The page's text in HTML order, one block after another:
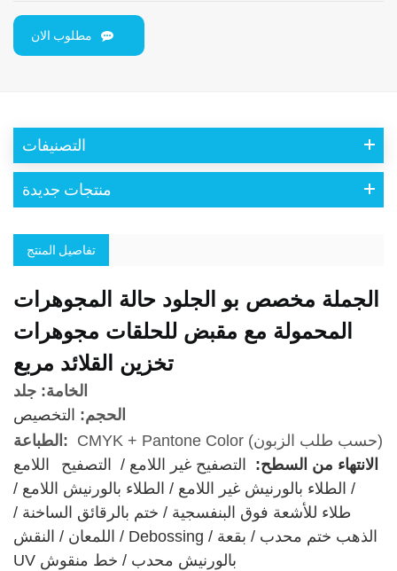
مطلوب الان
التصنيفات
منتجات جديدة
تفاصيل المنتج
الجملة مخصص بو الجلود حالة المجوهرات
المحمولة مع مقبض للحلقات مجوهرات
تخزين القلائد مربع
الخامة: جلد
الحجم: التخصيص
الطباعة:
CMYK + Pantone Color (حسب طلب الزبون)
الانتهاء من السطح:
التصفيح غير اللامع / التصفيح
اللامع
/ الطلاء بالورنيش غير اللامع / الطلاء بالورنيش اللامع /
طلاء للأشعة فوق البنفسجية / ختم بالرقائق الساخنة /
اللمعان / النقش / Debossing / الذهب ختم محدب / بقعة
UV بالورنيش محدب / خط منقوش